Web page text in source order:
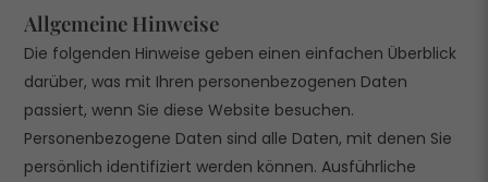
Allgemeine Hinweise
Die folgenden Hinweise geben einen einfachen Überblick
darüber, was mit Ihren personenbezogenen Daten
passiert, wenn Sie diese Website besuchen.
Personenbezogene Daten sind alle Daten, mit denen Sie
persönlich identifiziert werden können. Ausführliche